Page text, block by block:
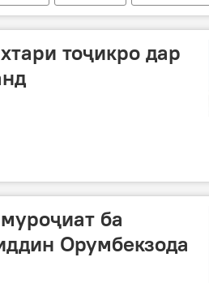
тоҷикро дар
ба
Орумбекзода